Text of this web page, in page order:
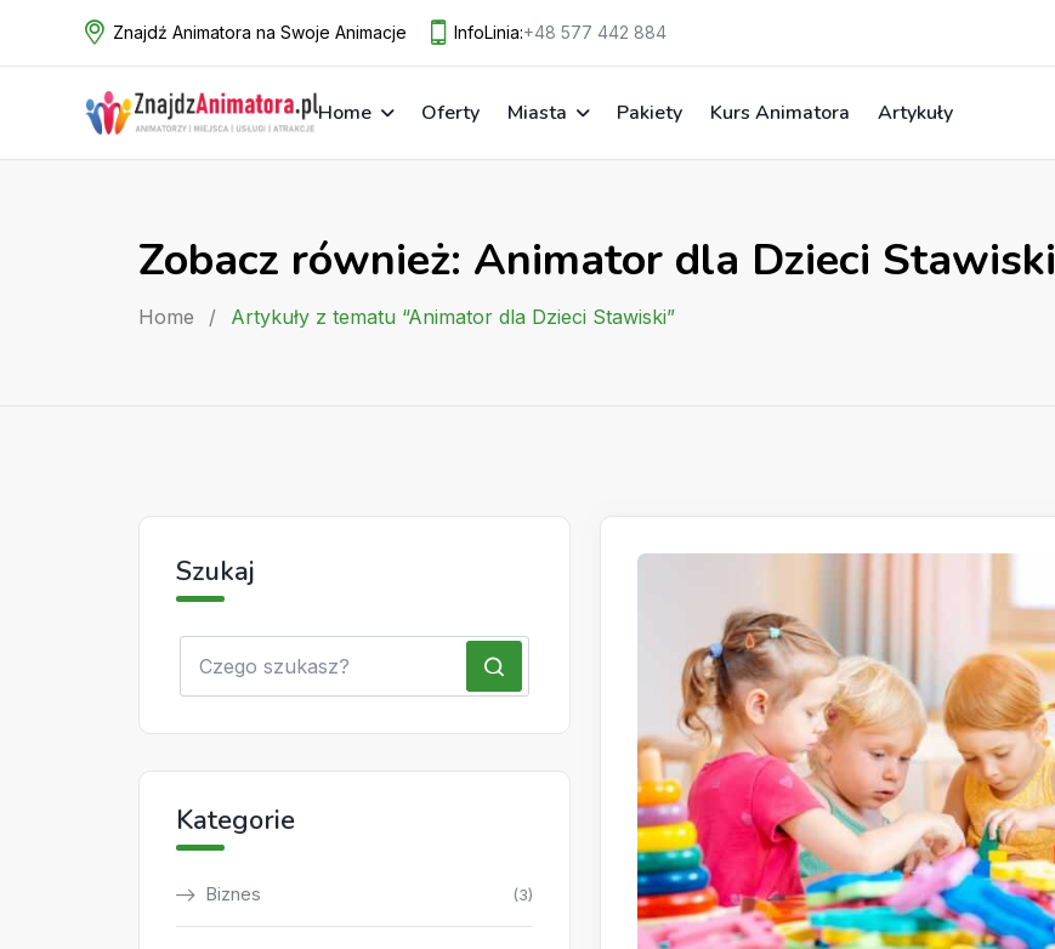
Znajdź Animatora na Swoje Animacje InfoLinia:+48 577 442 884
Home Oferty Miasta Pakiety Kurs Animatora Artykuły
Zobacz również: Animator dla Dzieci Stawiski
Home / Artykuły z tematu “Animator dla Dzieci Stawiski”
Szukaj
Kategorie
Biznes (3)